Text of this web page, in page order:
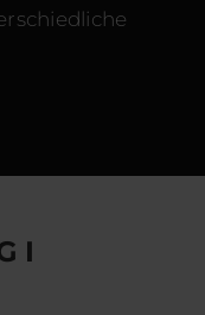
I